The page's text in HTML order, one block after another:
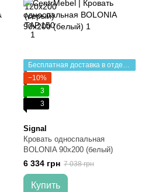
Бесплатная доставка в отделение НП
−10%
3
3
Signal
Кровать односпальная
BOLONIA 90х200 (белый)
6 334 грн 7 038 грн
Купить